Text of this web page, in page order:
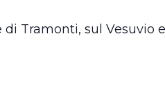
Tramonti, sul Vesuvio